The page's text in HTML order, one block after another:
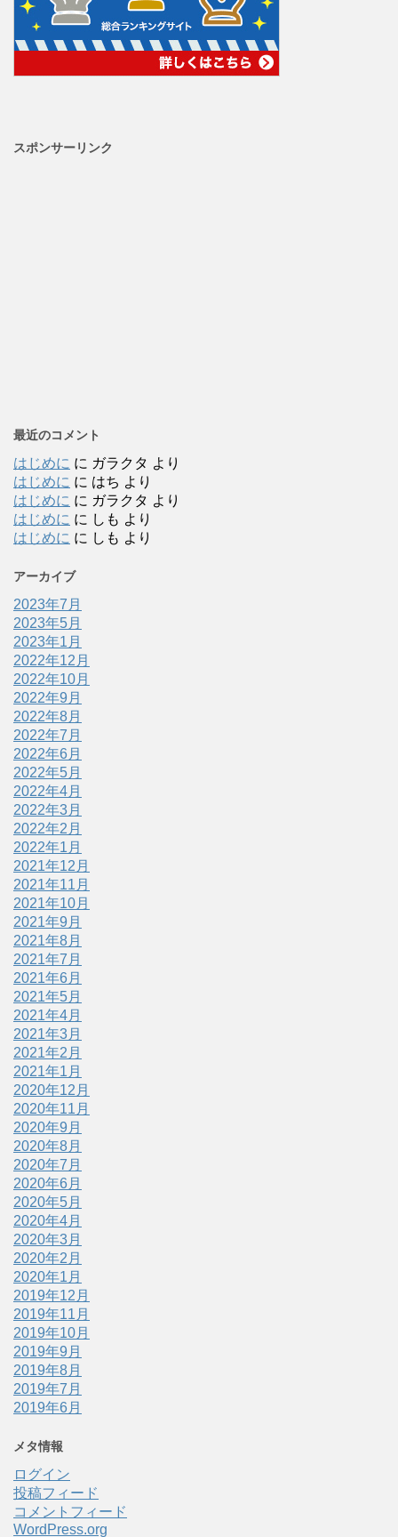
スポンサーリンク
最近のコメント
はじめに に ガラクタ より
はじめに に はち より
はじめに に ガラクタ より
はじめに に しも より
はじめに に しも より
アーカイブ
2023年7月
2023年5月
2023年1月
2022年12月
2022年10月
2022年9月
2022年8月
2022年7月
2022年6月
2022年5月
2022年4月
2022年3月
2022年2月
2022年1月
2021年12月
2021年11月
2021年10月
2021年9月
2021年8月
2021年7月
2021年6月
2021年5月
2021年4月
2021年3月
2021年2月
2021年1月
2020年12月
2020年11月
2020年9月
2020年8月
2020年7月
2020年6月
2020年5月
2020年4月
2020年3月
2020年2月
2020年1月
2019年12月
2019年11月
2019年10月
2019年9月
2019年8月
2019年7月
2019年6月
メタ情報
ログイン
投稿フィード
コメントフィード
WordPress.org